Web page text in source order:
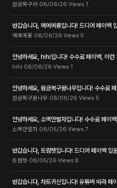
원금복구러·08/06/26·Views 1
반갑습니다, 메에에롱입니다! 드디어 페이백
메에에롱·08/06/26·Views 5
안녕하세요, hihi입니다! 수수료 페이백, 이런
hihi·08/06/26·Views 1
안녕하세요, 원금복구꿈나무입니다! 수수료
원금복구꿈나무·08/06/26·Views 5
안녕하세요, 소액만벌자입니다! 수수료 페이
소액만벌자·08/05/26·Views 7
반갑습니다, 트럼펫입니다! 드디어 페이백 입
트럼펫 ·08/05/26·Views 8
반갑습니다, 차트귀신입니다! 유튜버 따라 페